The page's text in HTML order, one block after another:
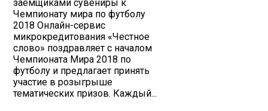
заёмщиками сувениры к
Чемпионату мира по футболу
2018 Онлайн-сервис
микрокредитования «Честное
слово» поздравляет с началом
Чемпионата Мира 2018 по
футболу и предлагает принять
участие в розыгрыше
тематических призов. Каждый...